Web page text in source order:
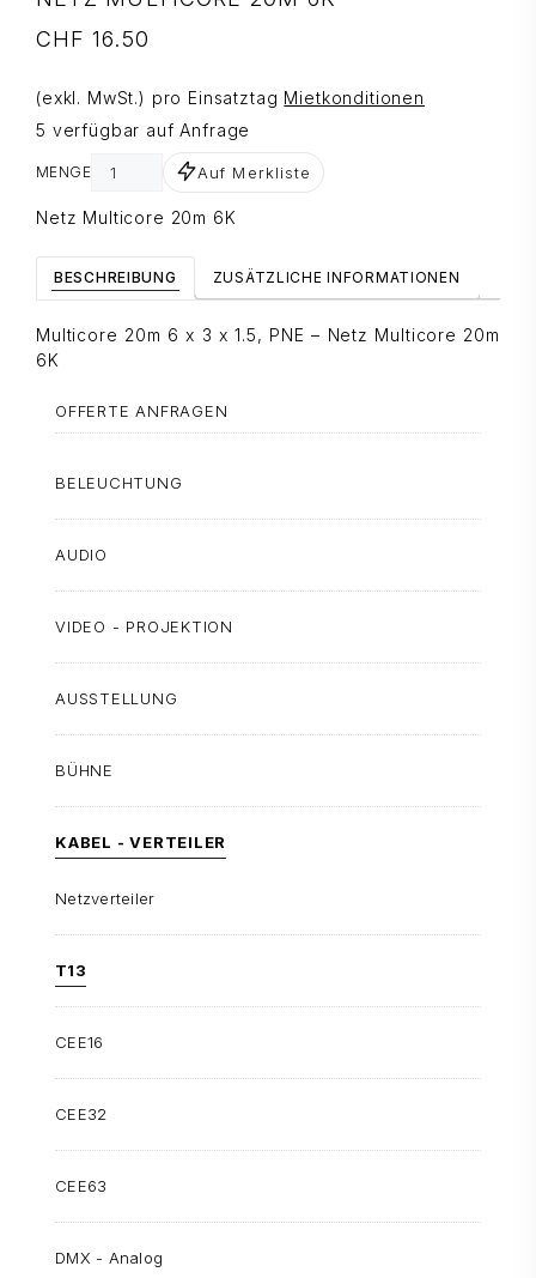
CHF 16.50
(exkl. MwSt.) pro Einsatztag Mietkonditionen
5 verfügbar auf Anfrage
MENGE Auf Merkliste
Netz Multicore 20m 6K
BESCHREIBUNG ZUSÄTZLICHE INFORMATIONEN
Multicore 20m 6 x 3 x 1.5, PNE – Netz Multicore 20m
6K
OFFERTE ANFRAGEN
BELEUCHTUNG
AUDIO
VIDEO - PROJEKTION
AUSSTELLUNG
BÜHNE
KABEL - VERTEILER
Netzverteiler
T13
CEE16
CEE32
CEE63
DMX - Analog